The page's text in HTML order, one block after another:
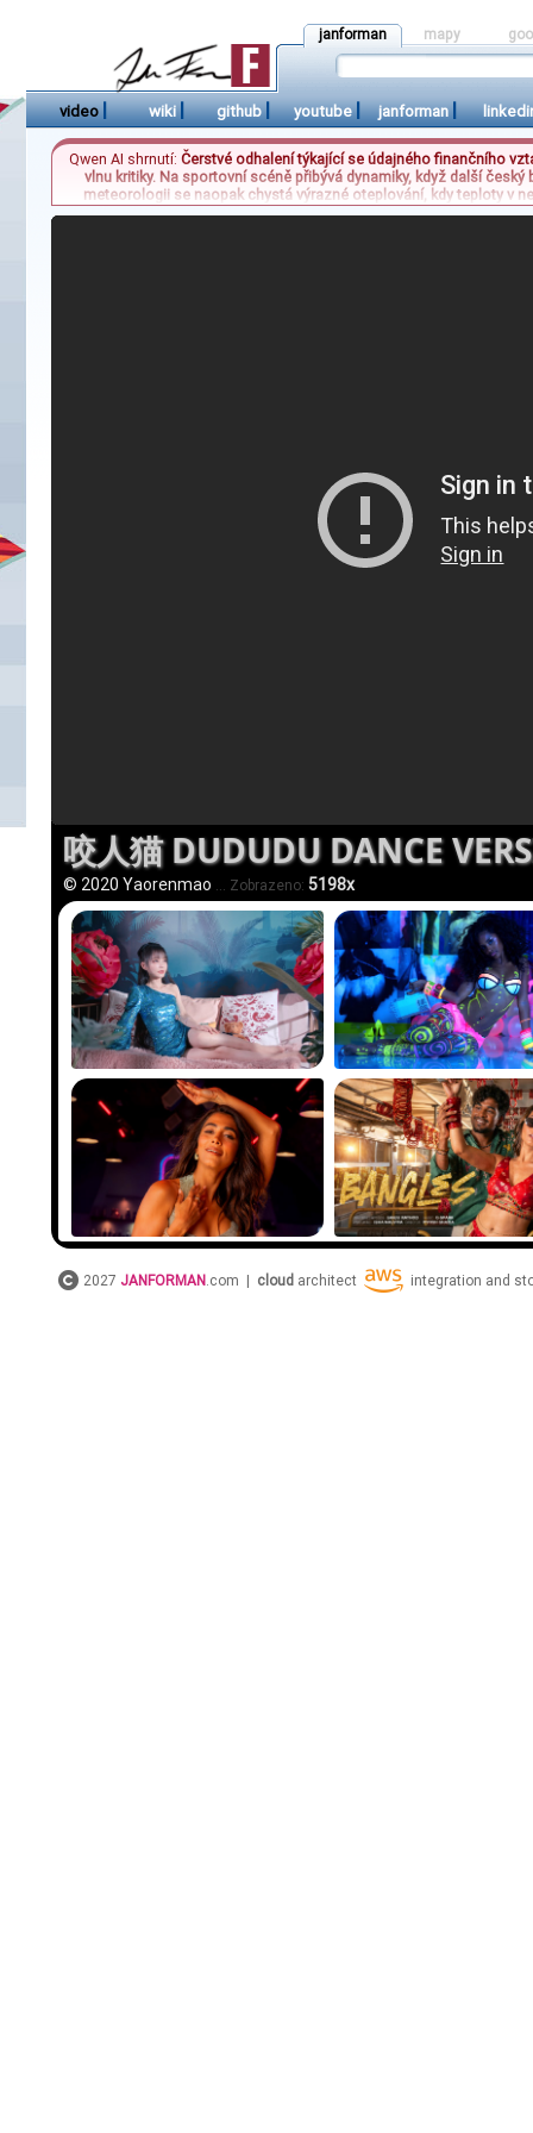
janforman mapy
video | wiki | github | youtube | janforman |
Qwen AI shrnutí:Čerstvé odhalení týkající se údajného finančního
vlnu kritiky. Na sportovní scéně přibývá dynamiky, když další
meteorologii se naopak chystá výrazné oteplování, kdy teploty v
nebude mít celostátní charakter a bude se týkat pouze vybraných
咬人猫 DUDUDU DANCE
© 2020 Yaorenmao ... Zobrazeno: 5198x
2027 JANFORMAN .com | cloud architect integration and